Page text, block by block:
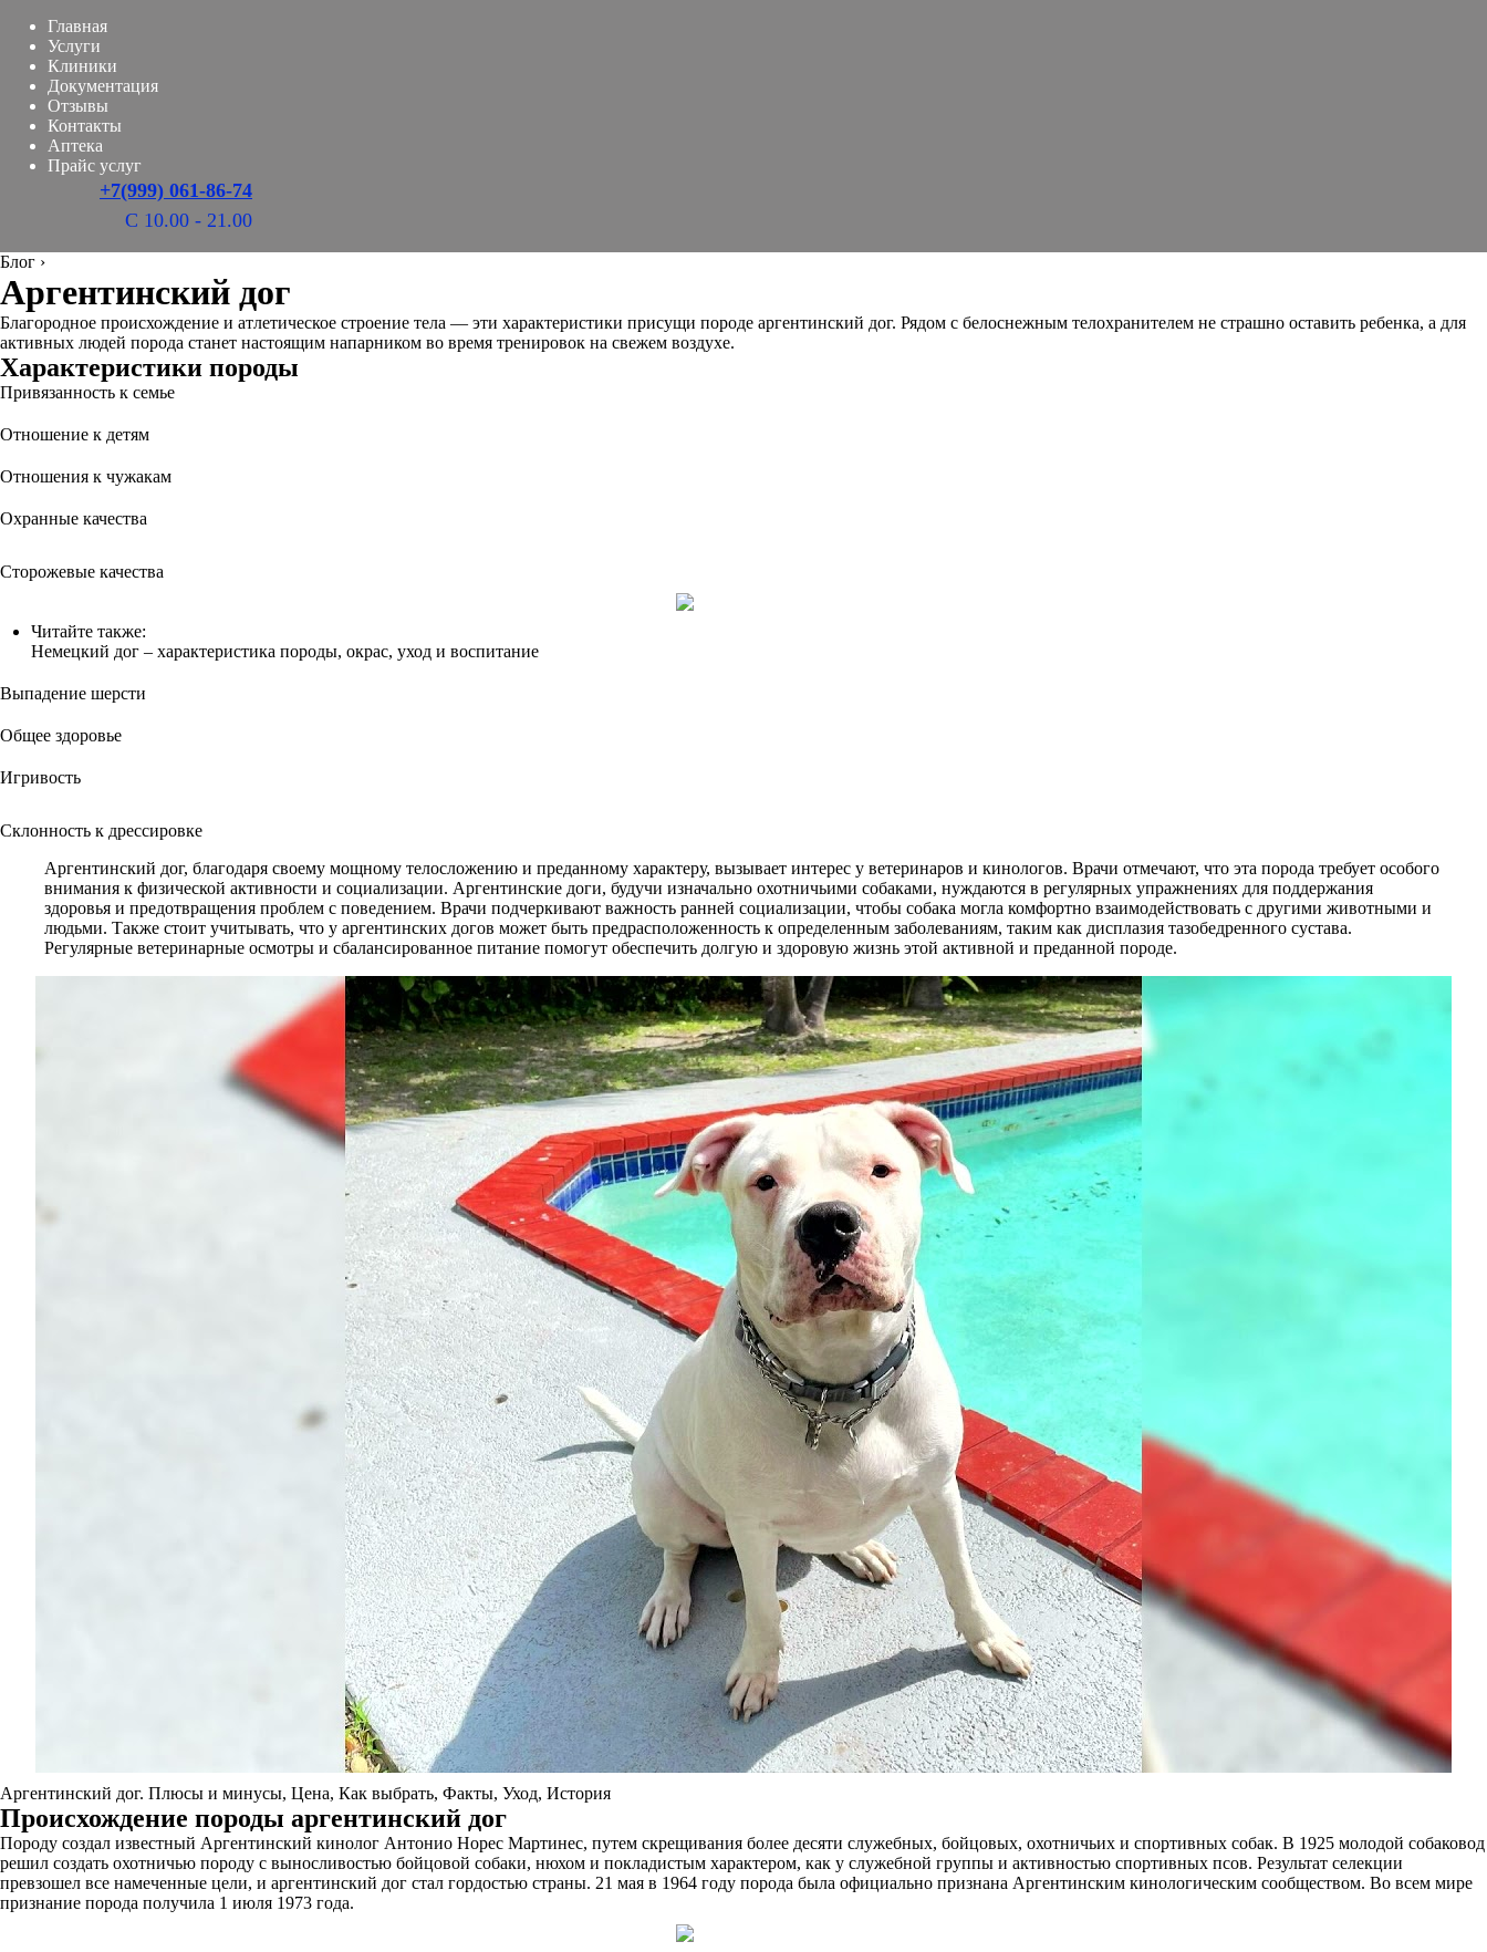
Главная
Услуги
Клиники
Документация
Отзывы
Контакты
Аптека
Прайс услуг
+7(999) 061-86-74
С 10.00 - 21.00
Блог ›
Аргентинский дог
Благородное происхождение и атлетическое строение тела — эти характеристики присущи породе аргентинский дог. Рядом с белоснежным телохранителем не страшно оставить ребенка, а для
активных людей порода станет настоящим напарником во время тренировок на свежем воздухе.
Характеристики породы
Привязанность к семье
Отношение к детям
Отношения к чужакам
Охранные качества
Сторожевые качества
Читайте также:
Немецкий дог – характеристика породы, окрас, уход и воспитание
Выпадение шерсти
Общее здоровье
Игривость
Склонность к дрессировке
Аргентинский дог, благодаря своему мощному телосложению и преданному характеру, вызывает интерес у ветеринаров и кинологов. Врачи отмечают, что эта порода требует особого
внимания к физической активности и социализации. Аргентинские доги, будучи изначально охотничьими собаками, нуждаются в регулярных упражнениях для поддержания
здоровья и предотвращения проблем с поведением. Врачи подчеркивают важность ранней социализации, чтобы собака могла комфортно взаимодействовать с другими животными и
людьми. Также стоит учитывать, что у аргентинских догов может быть предрасположенность к определенным заболеваниям, таким как дисплазия тазобедренного сустава.
Регулярные ветеринарные осмотры и сбалансированное питание помогут обеспечить долгую и здоровую жизнь этой активной и преданной породе.
Аргентинский дог. Плюсы и минусы, Цена, Как выбрать, Факты, Уход, История
Происхождение породы аргентинский дог
Породу создал известный Аргентинский кинолог Антонио Норес Мартинес, путем скрещивания более десяти служебных, бойцовых, охотничьих и спортивных собак. В 1925 молодой собаковод
решил создать охотничью породу с выносливостью бойцовой собаки, нюхом и покладистым характером, как у служебной группы и активностью спортивных псов. Результат селекции
превзошел все намеченные цели, и аргентинский дог стал гордостью страны. 21 мая в 1964 году порода была официально признана Аргентинским кинологическим сообществом. Во всем мире
признание порода получила 1 июля 1973 года.